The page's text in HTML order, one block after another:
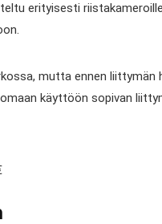
erityisesti
mutta ennen
käyttöön sopivan